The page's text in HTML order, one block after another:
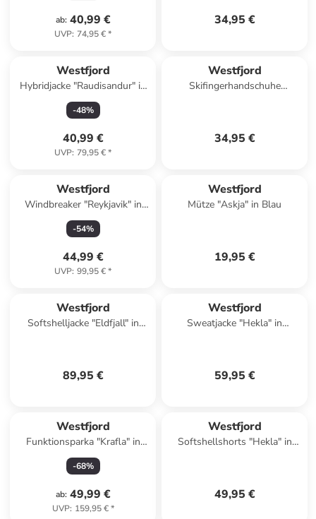
ab: 40,99 €
UVP: 74,95 €*
34,95 €
Westfjord
Hybridjacke "Raudisandur" in
Dunkelblau
-48%
40,99 €
UVP: 79,95 €*
Westfjord
Skifingerhandschuhe
34,95 €
Westfjord
Windbreaker "Reykjavik" in
Oliv
-54%
44,99 €
UVP: 99,95 €*
Westfjord
Mütze "Askja" in Blau
19,95 €
Westfjord
Softshelljacke "Eldfjall" in
89,95 €
Westfjord
Sweatjacke "Hekla" in
59,95 €
Westfjord
Funktionsparka "Krafla" in
Dunkelblau
-68%
ab: 49,99 €
UVP: 159,95 €*
Westfjord
Softshellshorts "Hekla" in
49,95 €